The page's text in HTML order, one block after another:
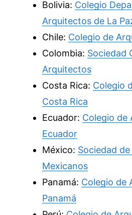
Bolivia: Colegio
Arquitectos de La
Chile: Colegio de
Colombia: Sociedad
Arquitectos
Costa Rica: Colegio
Costa Rica
Ecuador: Colegio de
Ecuador
México: Sociedad
Mexicanos
Panamá: Colegio de
Panamá